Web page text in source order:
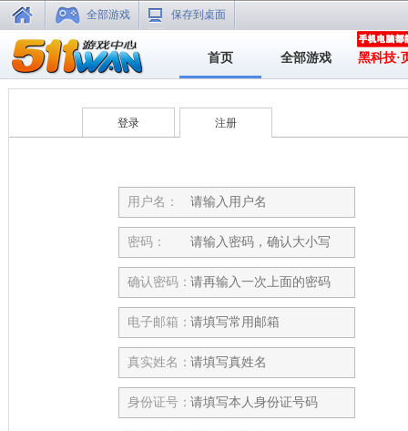
全部游戏 保存到桌面
首页 全部游戏 黑科技·
登录 注册
用户名：
密码：
确认密码：
电子邮箱：
真实姓名：
身份证号：